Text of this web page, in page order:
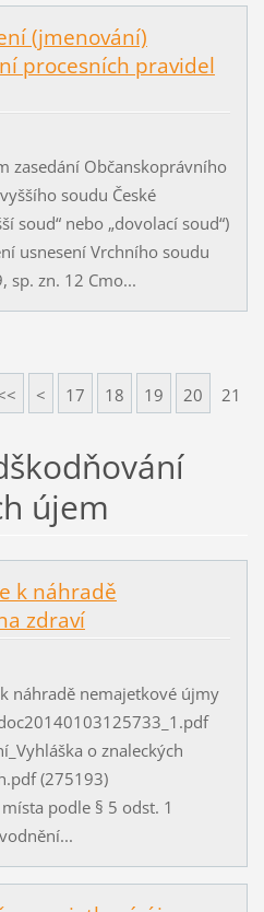
(jmenování)
procesních pravidel
Občanskoprávního
soudu České
soud“ nebo „dovolací soud“)
usnesení Vrchního soudu
sp. zn. 12 Cmo...
< 17 18 19 20 21
újem
k náhradě
zdraví
náhradě nemajetkové újmy
o znaleckých
(275193)
podle § 5 odst. 1